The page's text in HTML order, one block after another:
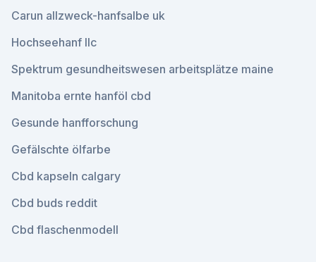
Carun allzweck-hanfsalbe uk
Hochseehanf llc
Spektrum gesundheitswesen arbeitsplätze maine
Manitoba ernte hanföl cbd
Gesunde hanfforschung
Gefälschte ölfarbe
Cbd kapseln calgary
Cbd buds reddit
Cbd flaschenmodell